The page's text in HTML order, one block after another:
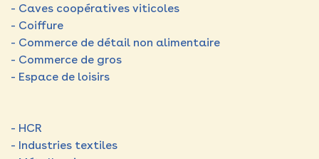
- Caves coopératives viticoles
- Coiffure
- Commerce de détail non alimentaire
- Commerce de gros
- Espace de loisirs
- HCR
- Industries textiles